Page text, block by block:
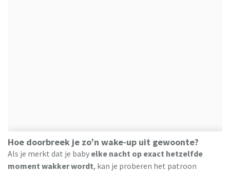
Hoe doorbreek je zo’n wake-up uit gewoonte?
Als je merkt dat je baby elke nacht op exact hetzelfde
moment wakker wordt, kan je proberen het patroon